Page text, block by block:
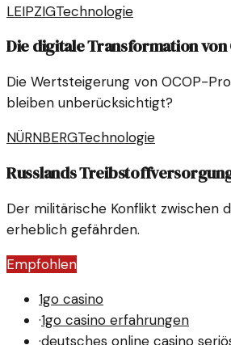
LEIPZIGTechnologie
Die digitale Transformation
Die Wertsteigerung von OCOP-
bleiben unberücksichtigt?
NÜRNBERGTechnologie
Russlands
Der militärische Konflikt zwischen
erheblich gefährden.
Empfohlen
1go casino
·1go casino erfahrungen
·deutsches online casino